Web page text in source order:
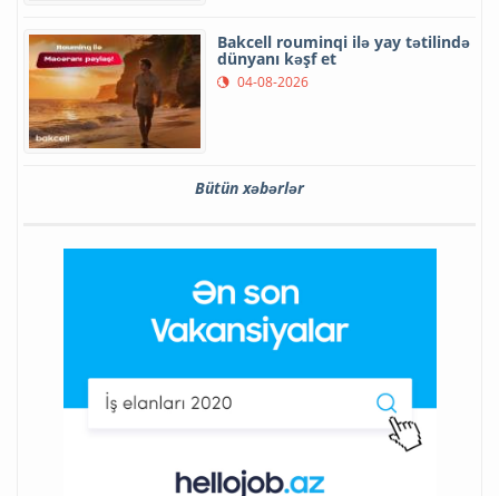
Bakcell rouminqi ilə yay tətilində
dünyanı kəşf et
04-08-2026
Bütün xəbərlər